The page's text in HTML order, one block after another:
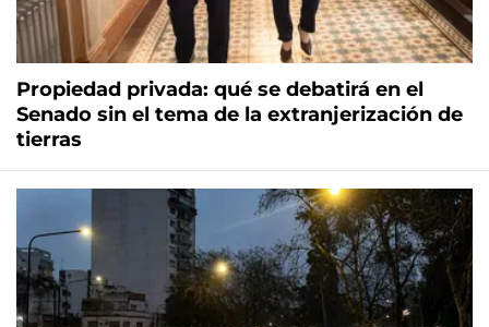
Propiedad privada: qué se debatirá en el
Senado sin el tema de la extranjerización de
tierras